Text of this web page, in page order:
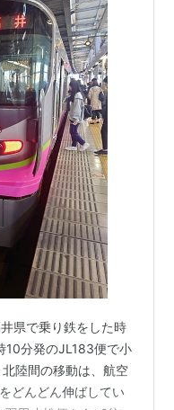
県で乗り鉄をした時
10分発のJL183便で小
陸間の移動は、航空
どんどん伸ばしてい